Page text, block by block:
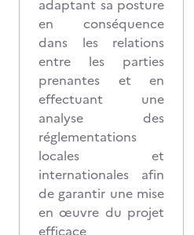
adaptant sa posture
en conséquence
dans les relations
entre les parties
prenantes et en
effectuant une
analyse des
réglementations
locales et
internationales afin
de garantir une mise
en œuvre du projet
efficace